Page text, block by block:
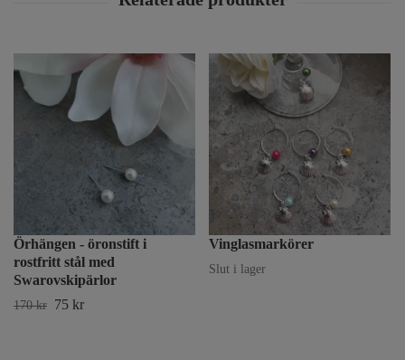
Örhängen - öronstift i
rostfritt stål med
Swarovskipärlor
170 kr 75 kr
Vinglasmarkörer
Slut i lager